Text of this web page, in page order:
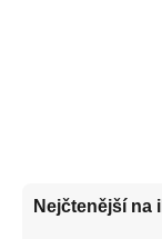
Nejčtenější na